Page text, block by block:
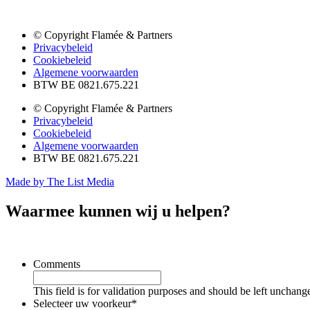
© Copyright Flamée & Partners
Privacybeleid
Cookiebeleid
Algemene voorwaarden
BTW BE 0821.675.221
© Copyright Flamée & Partners
Privacybeleid
Cookiebeleid
Algemene voorwaarden
BTW BE 0821.675.221
Made by The List Media
Waarmee kunnen wij u helpen?
Comments
This field is for validation purposes and should be left
Selecteer uw voorkeur*